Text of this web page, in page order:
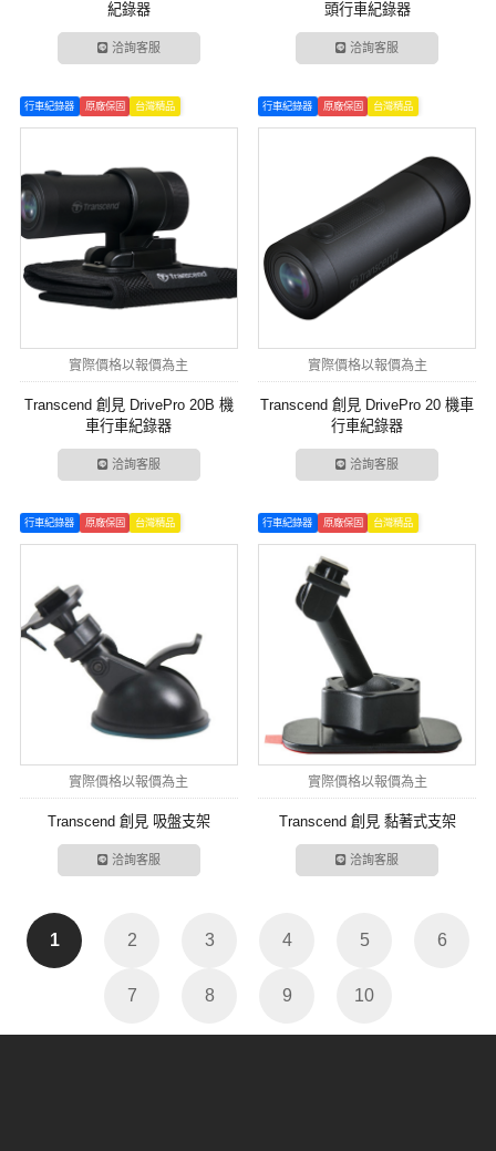
紀錄器
洽詢客服
頭行車紀錄器
洽詢客服
行車紀錄器 原廠保固 台灣精品
實際價格以報價為主
Transcend 創見 DrivePro 20B 機
車行車紀錄器
洽詢客服
行車紀錄器 原廠保固 台灣精品
實際價格以報價為主
Transcend 創見 DrivePro 20 機車
行車紀錄器
洽詢客服
行車紀錄器 原廠保固 台灣精品
實際價格以報價為主
Transcend 創見 吸盤支架
洽詢客服
行車紀錄器 原廠保固 台灣精品
實際價格以報價為主
Transcend 創見 黏著式支架
洽詢客服
1 2 3 4 5 6
7 8 9 10